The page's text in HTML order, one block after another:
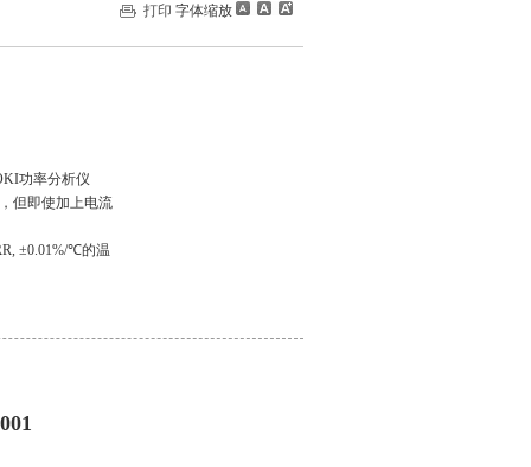
打印 字体缩放
功率分析仪
但即使加上电流
±0.01%/℃的温